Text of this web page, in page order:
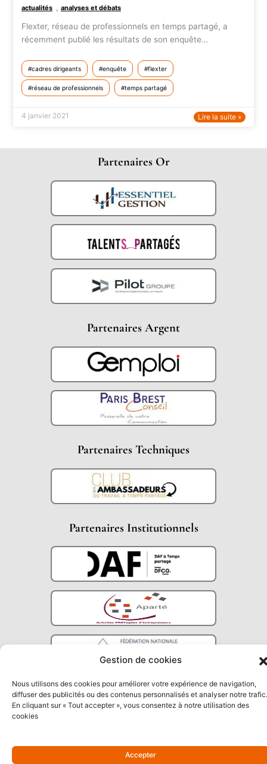
Gestion de cookies
Nous utilisons des cookies pour améliorer votre expérience de navigation,
diffuser des publicités ou des contenus personnalisés et analyser notre trafic.
En cliquant sur « Tout accepter », vous consentez à notre utilisation des
cookies
Accepter
actualités ,analyses et débats
Flexter, réseau de professionnels en temps partagé, a
récemment publié les résultats de son enquête…
cadres dirigeants enquête flexter
réseau de professionnels temps partagé
4 janvier 2021 Lire la suite »
Partenaires Or
Partenaires Argent
Partenaires Techniques
Partenaires Institutionnels